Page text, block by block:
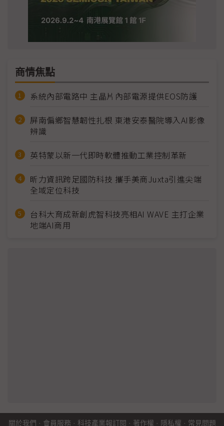
商情焦點
系統內部電路中 主晶片內部電源提供EOS防護
屏南偏鄉智慧韌性扎根 東港安泰醫院導入AI影像
辨識
英特蒙以新一代即時軟體推動工業控制革新
昕力資訊跨足國防科技 攜手美商Juxta引進尖端
全域定位科技
台科大育成新創虎智科技亮相AI WAVE 主打企業
地端AI商用
關於我們 · 會員服務 · 科技產業報訂閱 · 著作權 · 隱私權 · 常見問題